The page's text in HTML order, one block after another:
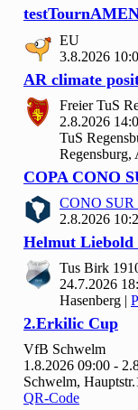
testTourn
EU
3.8.2026
AR climate
Freier TuS
2.8.2026
TuS
Regensburg,
COPA CONO
CONO
2.8.2026
Helmut Liebold
Tus Birk
24.7.2026
Hasenberg |
2.Erkilic Cup
VfB Schwelm
1.8.2026 09:00 -
Schwelm,
QR-Code